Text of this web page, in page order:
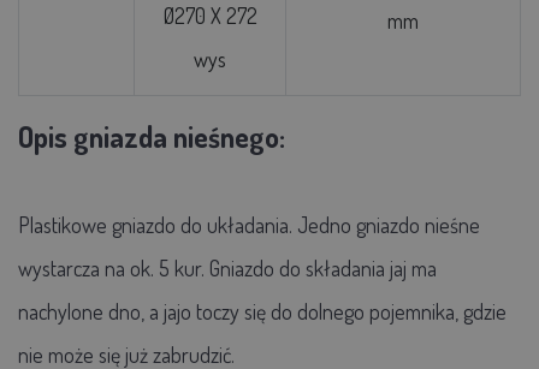
Ø270 X 272
wys
mm
Opis gniazda nieśnego:
Plastikowe gniazdo do układania. Jedno gniazdo nieśne
wystarcza na ok. 5 kur. Gniazdo do składania jaj ma
nachylone dno, a jajo toczy się do dolnego pojemnika, gdzie
nie może się już zabrudzić.